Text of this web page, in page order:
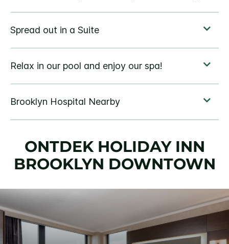
ONTDEK HOLIDAY INN
BROOKLYN DOWNTOWN